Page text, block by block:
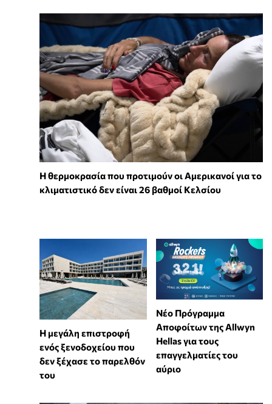
Η θερμοκρασία που προτιμούν οι Αμερικανοί για το
κλιματιστικό δεν είναι 26 βαθμοί Κελσίου
Η μεγάλη επιστροφή
ενός ξενοδοχείου που
δεν ξέχασε το παρελθόν
του
Νέο Πρόγραμμα
Αποφοίτων της Allwyn
Hellas για τους
επαγγελματίες του
αύριο